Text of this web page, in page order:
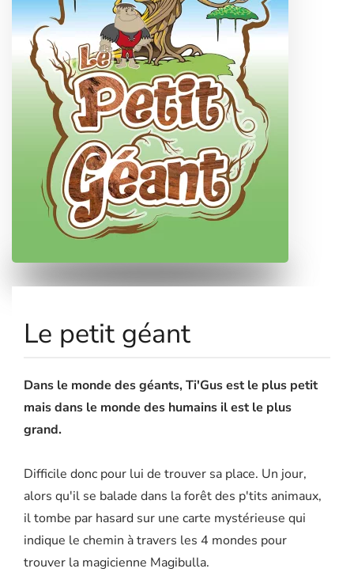
Le petit géant
Dans le monde des géants, Ti'Gus est le plus petit
mais dans le monde des humains il est le plus
grand.
Difficile donc pour lui de trouver sa place. Un jour,
alors qu'il se balade dans la forêt des p'tits animaux,
il tombe par hasard sur une carte mystérieuse qui
indique le chemin à travers les 4 mondes pour
trouver la magicienne Magibulla.